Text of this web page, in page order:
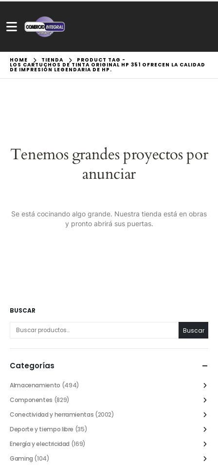
HOME TIENDA PRODUCT TAG -
LOS CARTUCHOS DE TINTA ORIGINAL HP 351 OFRECEN LA CALIDAD
DE IMPRESIÓN LEGENDARIA DE HP.
Tenemos grandes proyectos por
anunciar
Se está cocinando algo grande. Nuestra tienda está en obras
y pronto abrirá sus puertas.
BUSCAR
Buscar
Categorías
Almacenamiento (494)
Componentes (829)
Conectividad y herramientas (2002)
Deporte y tiempo libre (35)
Energía y electricidad (169)
Gaming (104)